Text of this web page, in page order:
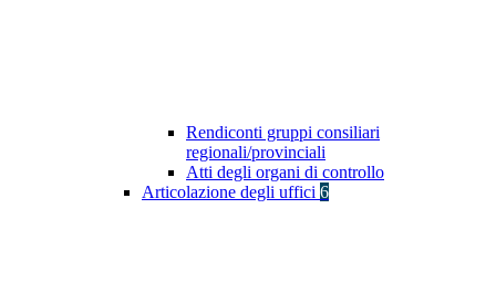
Rendiconti gruppi consiliari
regionali/provinciali
Atti degli organi di controllo
Articolazione degli uffici 6